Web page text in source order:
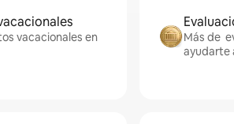
vacacionales en
Más de
ayudarte